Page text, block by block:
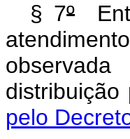
§ 7º
distribuição
pelo